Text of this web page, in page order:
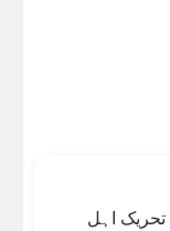
تحریک اہل